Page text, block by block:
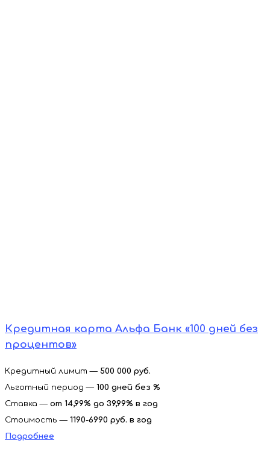
Кредитная карта Альфа Банк «100 дней без
процентов»
Кредитный лимит — 500 000 руб.
Льготный период — 100 дней без %
Ставка — от 14,99% до 39,99% в год
Стоимость — 1190-6990 руб. в год
Подробнее